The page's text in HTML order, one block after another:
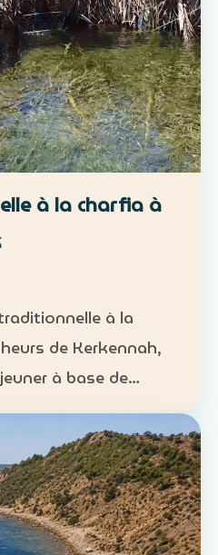
à la charfia à
à la
de Kerkennah,
à base de
de pêche
: la c…